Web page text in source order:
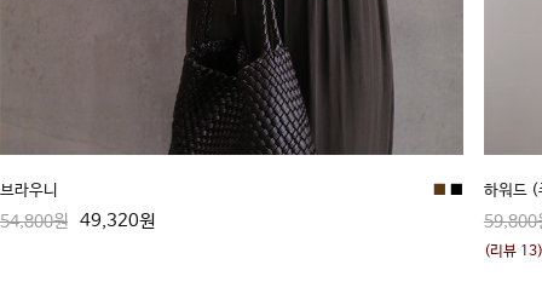
브라우니
54,800원 49,320원
■ ■ 하워드
59,800
(리뷰 13)